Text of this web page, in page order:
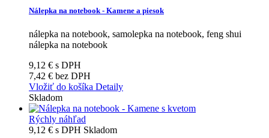
Nálepka na notebook - Kamene a piesok
nálepka na notebook, samolepka na notebook, feng shui
nálepka na notebook
9,12 € s DPH
7,42 € bez DPH
Vložiť do košíka Detaily
Skladom
Rýchly náhľad
9,12 € s DPH Skladom